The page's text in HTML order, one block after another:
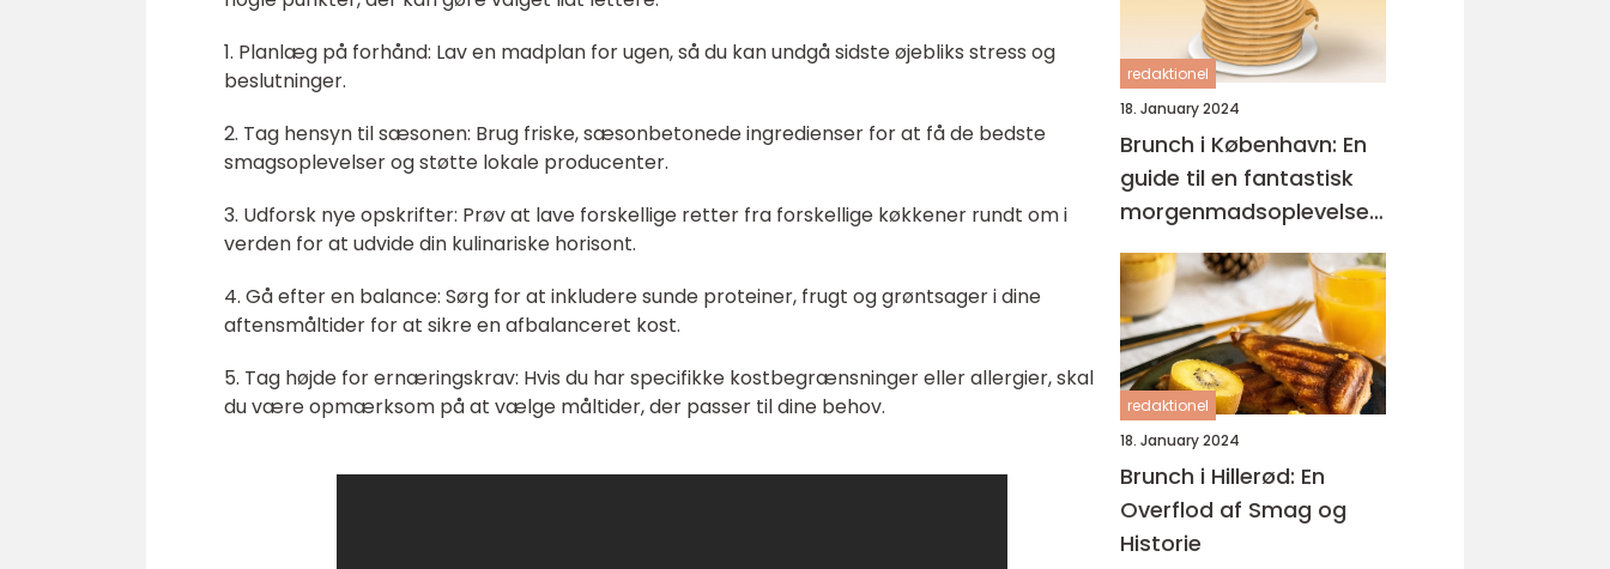
1. Planlæg på forhånd: Lav en madplan for ugen, så du kan undgå sidste øjebliks stress og
beslutninger.
2. Tag hensyn til sæsonen: Brug friske, sæsonbetonede ingredienser for at få de bedste
smagsoplevelser og støtte lokale producenter.
3. Udforsk nye opskrifter: Prøv at lave forskellige retter fra forskellige køkkener rundt om i
verden for at udvide din kulinariske horisont.
4. Gå efter en balance: Sørg for at inkludere sunde proteiner, frugt og grøntsager i dine
aftensmåltider for at sikre en afbalanceret kost.
5. Tag højde for ernæringskrav: Hvis du har specifikke kostbegrænsninger eller allergier, skal
du være opmærksom på at vælge måltider, der passer til dine behov.
kendt for deres udsøgte
redaktionel
18. January 2024
Brunch i København: En
guide til en fantastisk
morgenmadsoplevelse i
hjertet af Danmark
redaktionel
18. January 2024
Brunch i Hillerød: En
Overflod af Smag og
Historie